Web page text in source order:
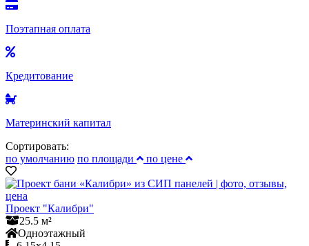
Поэтапная оплата
Кредитование
Материнский капитал
Сортировать:
по умолчанию по площади по цене
Проект "Калибри"
25.5 м²
Одноэтажный